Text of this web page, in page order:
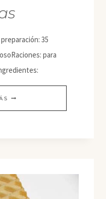
35
para
HELADO
DE